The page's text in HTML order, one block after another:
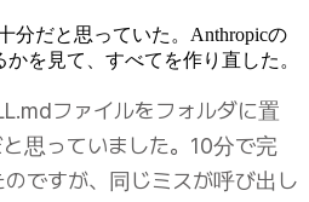
分だと思っていた。Anthropicの
を見て、すべてを作り直した。
ファイルをフォルダに置
思っていました。10分で完
ですが、同じミスが呼び出し